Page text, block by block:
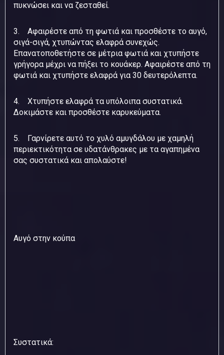
πυκνώσει και να ζεσταθεί.
3. Αφαιρέστε από τη φωτιά και προσθέστε το αυγό,
σιγά-σιγά, χτυπώντας ελαφρά συνεχώς.
Επανατοποθετήστε σε μέτρια φωτιά και χτυπήστε
γρήγορα μέχρι να πήξει το κουάκερ. Αφαιρέστε από τη
φωτιά και χτυπήστε ελαφρά για 30 δευτερόλεπτα.
4. Χτυπήστε ελαφρά τα υπόλοιπα συστατικά.
Δοκιμάστε και προσθέστε καρυκεύματα.
5. Γαρνίρετε αυτό το χυλό αμυγδάλου με χαμηλή
περιεκτικότητα σε υδατάνθρακες με τα αγαπημένα
σας συστατικά και απολαύστε!
Αυγό στην κούπα
Συστατικά: